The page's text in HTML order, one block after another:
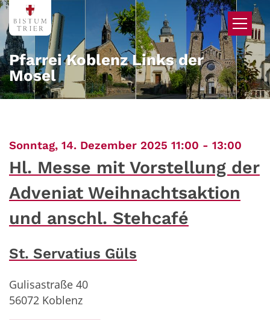
Zum Inhalt springen
Pfarrei Koblenz Links der
Mosel
Sonntag, 14. Dezember 2025 11:00 - 13:00
Hl. Messe mit Vorstellung der
Adveniat Weihnachtsaktion
und anschl. Stehcafé
St. Servatius Güls
Gulisastraße 40
56072 Koblenz